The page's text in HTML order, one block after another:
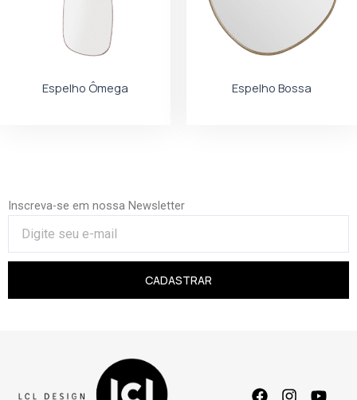
Espelho Ômega Espelho Bossa
Inscreva-se em nossa Newsletter
CADASTRAR